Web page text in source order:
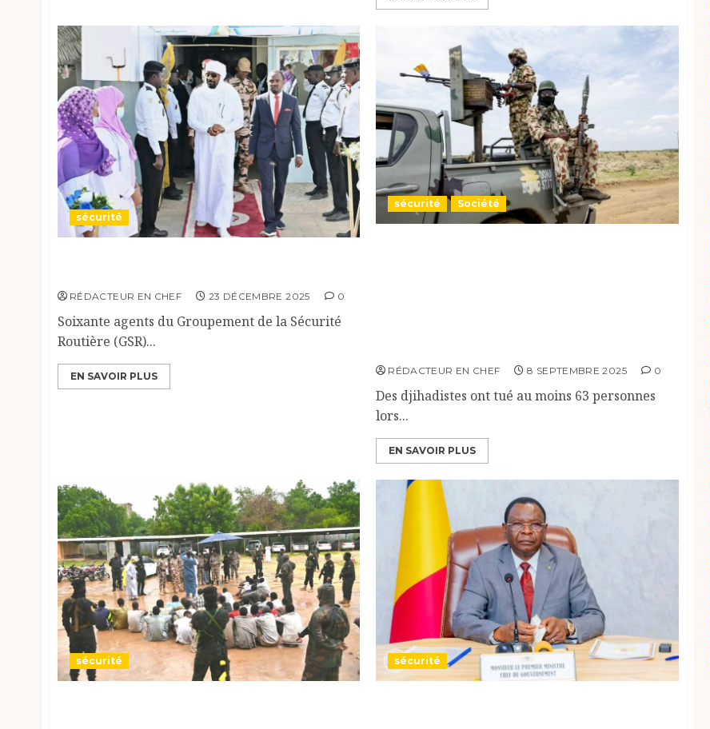
sécurité
RÉDACTEUR EN CHEF 23 DÉCEMBRE 2025 0
Soixante agents du Groupement de la Sécurité
Routière (GSR)...
EN SAVOIR PLUS
sécurité Société
RÉDACTEUR EN CHEF 8 SEPTEMBRE 2025 0
Des djihadistes ont tué au moins 63 personnes
lors...
EN SAVOIR PLUS
sécurité sécurité